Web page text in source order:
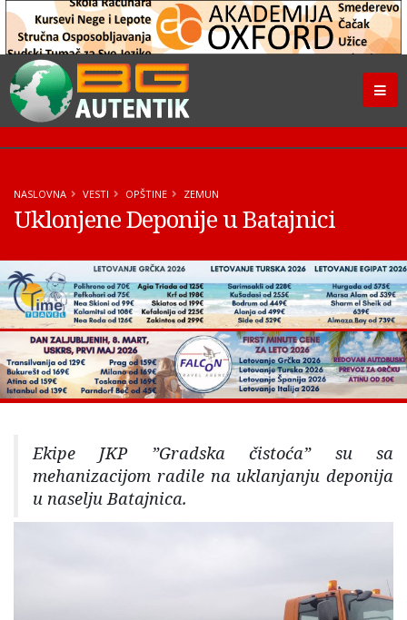
NASLOVNA VESTI OPŠTINE ZEMUN
Uklonjene Deponije u Batajnici
Ekipe JKP ”Gradska čistoća” su sa
mehanizacijom radile na uklanjanju deponija
u naselju Batajnica.